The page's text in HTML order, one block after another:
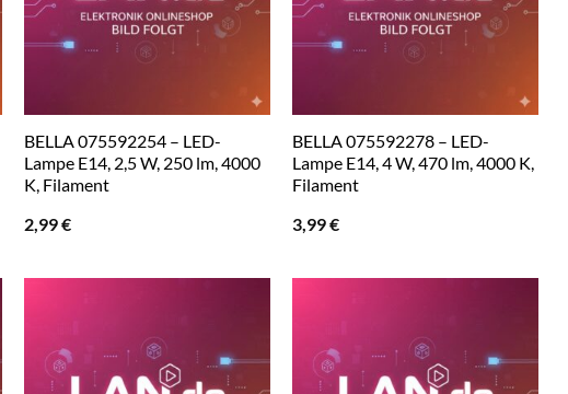
BELLA 075592254 – LED-
Lampe E14, 2,5 W, 250 lm, 4000
K, Filament
2,99€
BELLA 075592278 – LED-
Lampe E14, 4 W, 470 lm, 4000 K,
Filament
3,99€